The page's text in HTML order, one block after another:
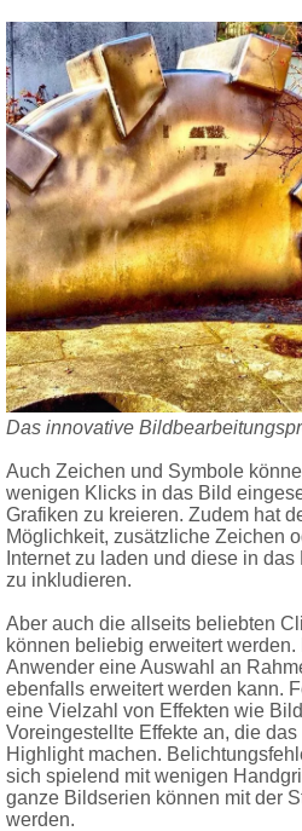
Das innovative
Auch Zeichen und Symbole
wenigen Klicks in das Bild
Grafiken zu kreieren. Zudem hat
Möglichkeit, zusätzliche Zeichen
Internet zu laden und diese in
zu inkludieren.
Aber auch die allseits beliebten
können beliebig erweitert
Anwender eine Auswahl an
ebenfalls erweitert werden kann.
eine Vielzahl von Effekten wie
Voreingestellte Effekte an, die
Highlight machen.
sich spielend mit wenigen
ganze Bildserien können mit der
werden.